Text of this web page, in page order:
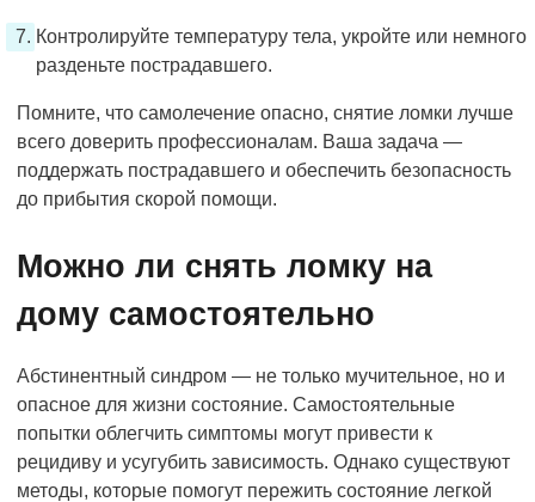
Контролируйте температуру тела, укройте или немного
разденьте пострадавшего.
Помните, что самолечение опасно, снятие ломки лучше
всего доверить профессионалам. Ваша задача —
поддержать пострадавшего и обеспечить безопасность
до прибытия скорой помощи.
Можно ли снять ломку на
дому самостоятельно
Абстинентный синдром — не только мучительное, но и
опасное для жизни состояние. Самостоятельные
попытки облегчить симптомы могут привести к
рецидиву и усугубить зависимость. Однако существуют
методы, которые помогут пережить состояние легкой